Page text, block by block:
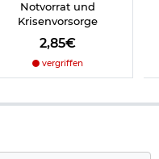
Notvorrat und
Krisenvorsorge
2,85€
vergriffen